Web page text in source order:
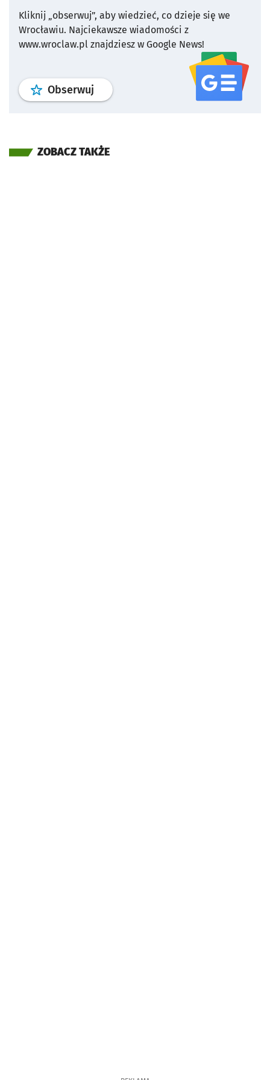
Kliknij „obserwuj”, aby wiedzieć, co dzieje się we
Wrocławiu. Najciekawsze wiadomości z
www.wroclaw.pl znajdziesz w Google News!
Obserwuj profil serwisu
ZOBACZ TAKŻE